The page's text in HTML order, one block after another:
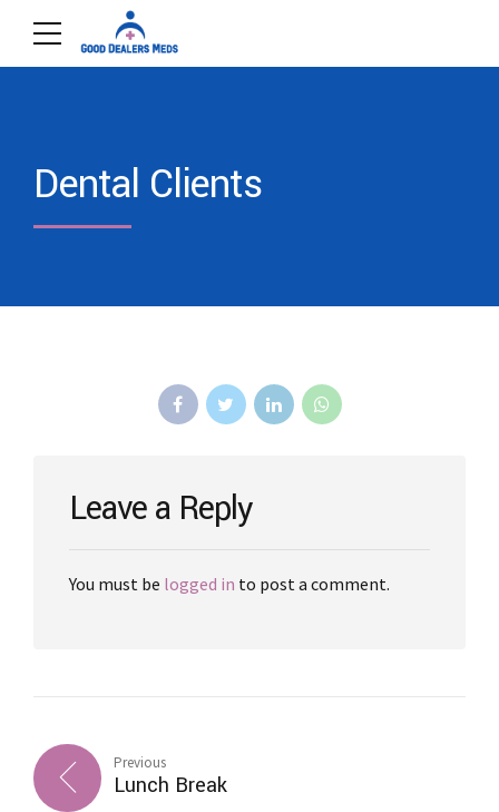
Dental Clients
Leave a Reply
You must be logged in to post a comment.
Previous
Lunch Break